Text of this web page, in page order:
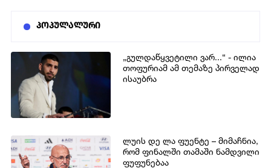
პოპულალური
„გულდაწყვეტილი ვარ...“ - ილია
თოფურიამ ამ თემაზე პირველად
ისაუბრა
ლუის დე ლა ფუენტე – მიმაჩნია,
რომ ფინალში თამაში ნამდვილი
ფუფუნებაა